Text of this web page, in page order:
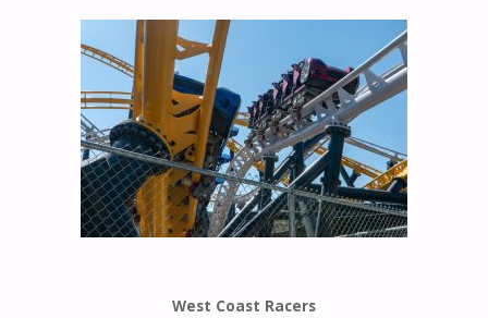
West Coast Racers